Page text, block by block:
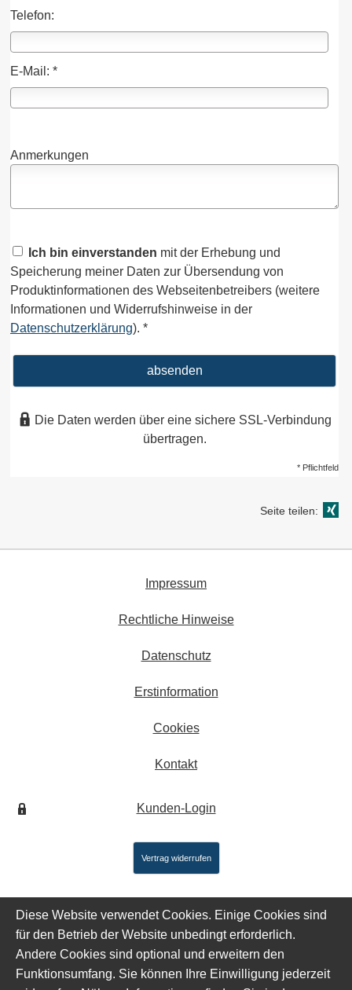
Telefon:
E-Mail: *
Anmerkungen
Ich bin einverstanden mit der Erhebung und
Speicherung meiner Daten zur Übersendung von
Produktinformationen des Webseitenbetreibers (weitere
Informationen und Widerrufshinweise in der
Datenschutzerklärung). *
absenden
Die Daten werden über eine sichere SSL-Verbindung
übertragen.
* Pflichtfeld
Seite teilen:
Impressum
Rechtliche Hinweise
Datenschutz
Erstinformation
Cookies
Kontakt
Kunden-Login
Vertrag widerrufen
Diese Website verwendet Cookies. Einige Cookies sind
für den Betrieb der Website unbedingt erforderlich.
Andere Cookies sind optional und erweitern den
Funktionsumfang. Sie können Ihre Einwilligung jederzeit